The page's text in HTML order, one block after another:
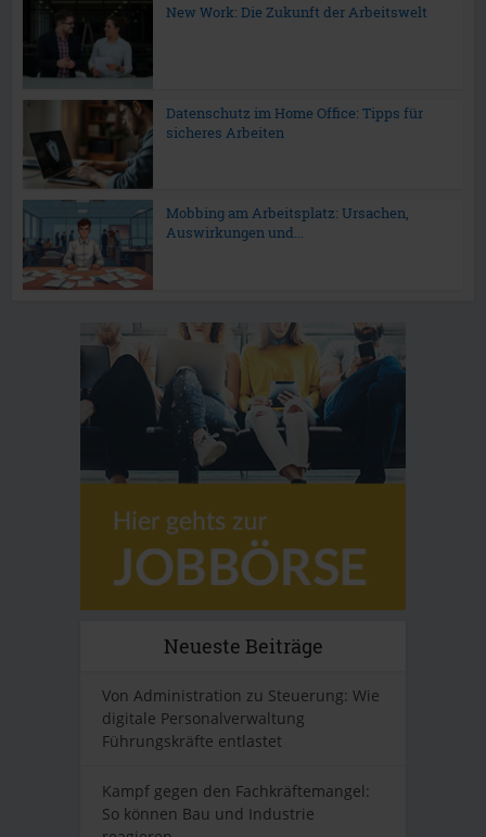
New Work: Die Zukunft der Arbeitswelt
Datenschutz im Home Office: Tipps für
sicheres Arbeiten
Mobbing am Arbeitsplatz: Ursachen,
Auswirkungen und...
Neueste Beiträge
Von Administration zu Steuerung: Wie
digitale Personalverwaltung
Führungskräfte entlastet
Kampf gegen den Fachkräftemangel:
So können Bau und Industrie